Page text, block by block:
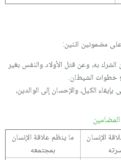
مضمونين اثنين:
الشرك به، وعن قتل الأولاد والنفس بغير
خطوات الشيطان.
الكيل، والإحسان إلى الوالدين،
الإنسان
ما ينظم علاقة الإنسان
بمجتمعه